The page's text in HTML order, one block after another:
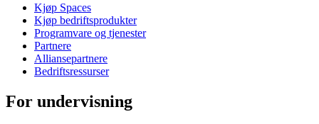
Kjøp Spaces
Kjøp bedriftsprodukter
Programvare og tjenester
Partnere
Alliansepartnere
Bedriftsressurser
For undervisning